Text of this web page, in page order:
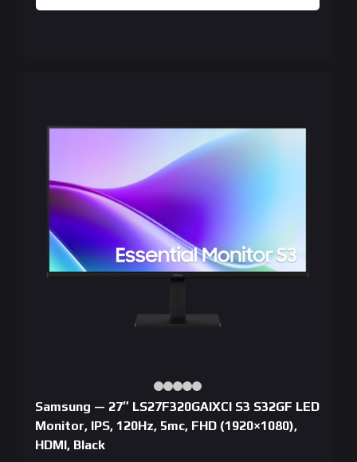
Samsung — 27″ LS27F320GAIXCI S3 S32GF LED
Monitor, IPS, 120Hz, 5mc, FHD (1920×1080),
HDMI, Black